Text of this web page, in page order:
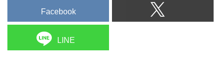
Facebook
LINE